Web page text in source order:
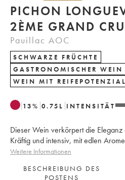
PICHON
2ÈME GRAND
Pauillac AOC
SCHWARZE FRÜCHTE
GASTRONOMISCHER WEIN
WEIN MIT REIFEPOTENZIAL
13% 0.75 L INTENSITÄT
Dieser Wein verkörpert die
Kräftig und intensiv, mit edlen
Weitere Informationen
BESCHREIBUNG DES
POSTENS